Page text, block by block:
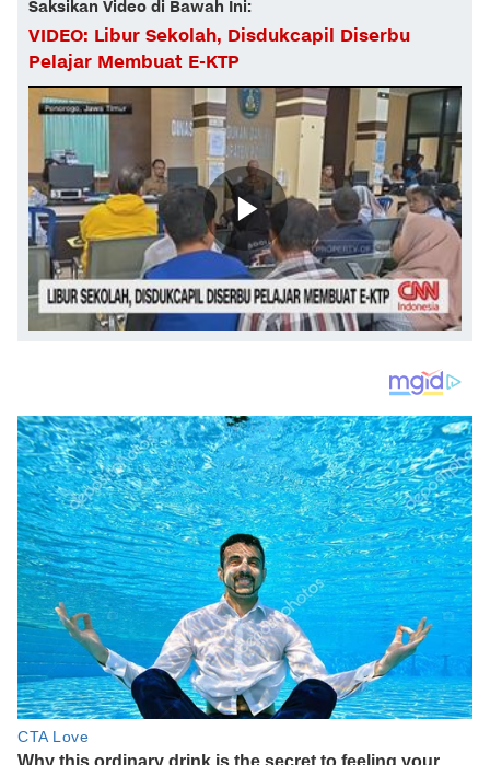
Saksikan Video di Bawah Ini:
VIDEO: Libur Sekolah, Disdukcapil Diserbu
Pelajar Membuat E-KTP